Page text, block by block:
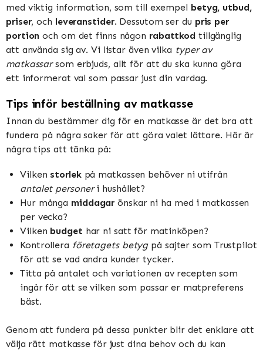
med viktig information, som till exempel betyg, utbud,
priser, och leveranstider. Dessutom ser du pris per
portion och om det finns någon rabattkod tillgänglig
att använda sig av. Vi listar även vilka typer av
matkassarsom erbjuds, allt för att du ska kunna göra
ett informerat val som passar just din vardag.
Tips inför beställning av matkasse
Innan du bestämmer dig för en matkasse är det bra att
fundera på några saker för att göra valet lättare. Här är
några tips att tänka på:
Vilken storlekpå matkassen behöver ni utifrån
antalet personeri hushållet?
Hur många middagar önskar ni ha med i matkassen
per vecka?
Vilken budget har ni satt för matinköpen?
Kontrollera företagets betygpå sajter som Trustpilot
för att se vad andra kunder tycker.
Titta på antalet och variationen av recepten som
ingår för att se vilken som passar er matpreferens
bäst.
Genom att fundera på dessa punkter blir det enklare att
välja rätt matkasse för just dina behov och du kan